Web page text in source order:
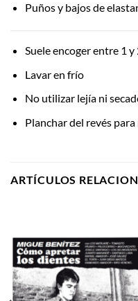
Puños y bajos de
Suele encoger entre 1
Lavar en frío
No utilizar lejía ni
Planchar del revés
ARTÍCULOS